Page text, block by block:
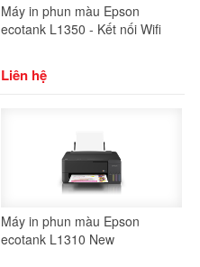
Máy in phun màu Epson
ecotank L1350 - Kết nối Wifi
Liên hệ
Máy in phun màu Epson
ecotank L1310 New